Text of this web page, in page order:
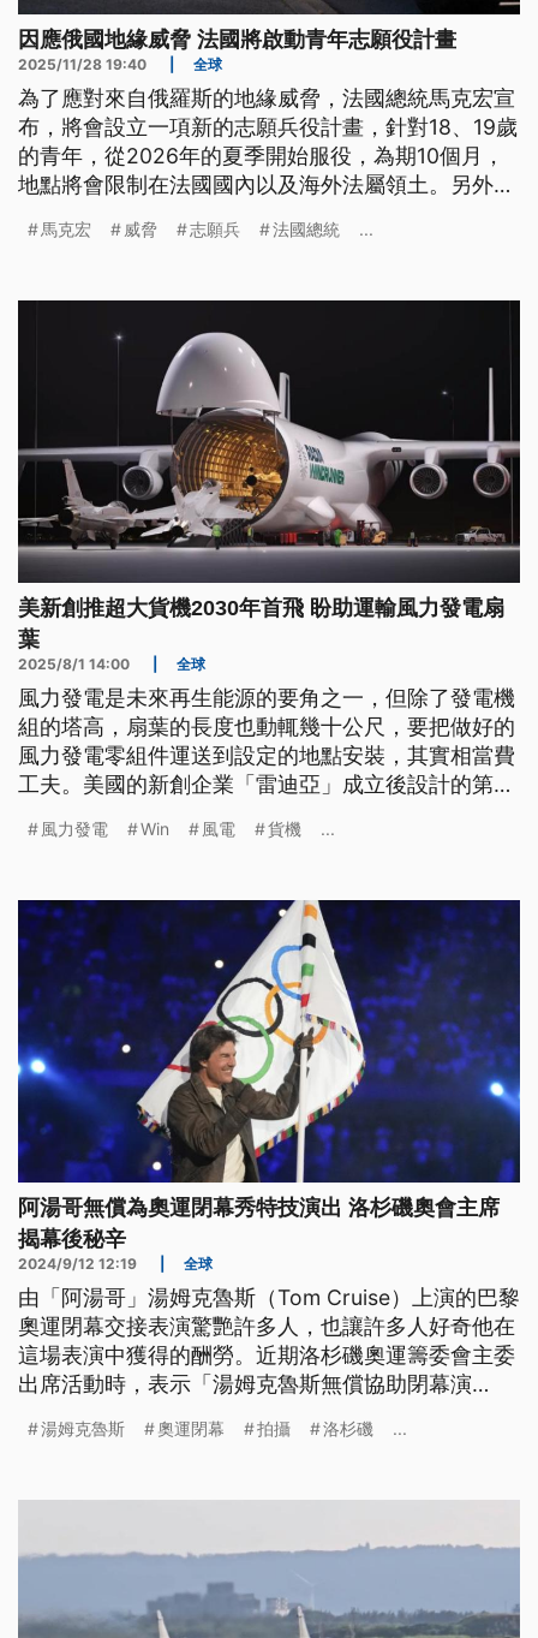
因應俄國地緣威脅 法國將啟動青年志願役計畫
2025/11/28 19:40 全球
為了應對來自俄羅斯的地緣威脅，法國總統馬克宏宣
布，將會設立一項新的志願兵役計畫，針對18、19歲
的青年，從2026年的夏季開始服役，為期10個月，
地點將會限制在法國國內以及海外法屬領土。另外，
「全民服役制」，來取代現行的「男性強制兵役
馬克宏 威脅 志願兵 法國總統 ...
美新創推超大貨機2030年首飛 盼助運輸風力發電扇
葉
2025/8/1 14:00 全球
風力發電是未來再生能源的要角之一，但除了發電機
組的塔高，扇葉的長度也動輒幾十公尺，要把做好的
風力發電零組件運送到設定的地點安裝，其實相當費
工夫。美國的新創企業「雷迪亞」成立後設計的第一
就命名為WindRunner。預計2030年首度升空試飛。
風力發電 Win 風電 貨機 ...
阿湯哥無償為奧運閉幕秀特技演出 洛杉磯奧會主席
揭幕後秘辛
2024/9/12 12:19 全球
由「阿湯哥」湯姆克魯斯（Tom Cruise）上演的巴黎
奧運閉幕交接表演驚艷許多人，也讓許多人好奇他在
這場表演中獲得的酬勞。近期洛杉磯奧運籌委會主委
出席活動時，表示「湯姆克魯斯無償協助閉幕演
克魯斯正值電影《不可能的任務》的拍攝期間，因此
湯姆克魯斯 奧運閉幕 拍攝 洛杉磯 ...